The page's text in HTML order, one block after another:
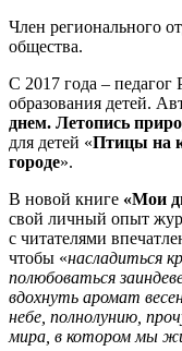
Член регионального
общества.
С 2017 года – педагог
образования детей.
днем. Летопись
для детей «Птицы на
городе».
В новой книге «Мои
свой личный опыт
с читателями
чтобы «насладиться
полюбоваться
вдохнуть аромат
небе, полнолунию,
мира, в котором мы